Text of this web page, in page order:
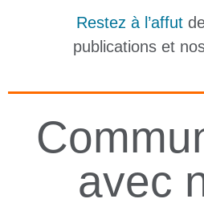
Restez à l’affut
publications et
avec